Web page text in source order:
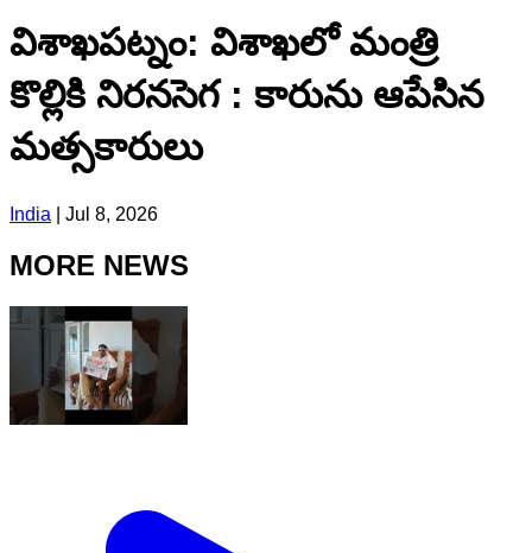
విశాఖపట్నం: విశాఖ‌లో మంత్రి
కొల్లికి నిర‌న‌సెగ : కారును ఆపేసిన
మ‌త్స‌కారులు
India Jul 8, 2026
MORE NEWS